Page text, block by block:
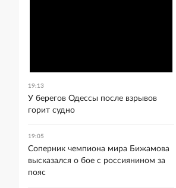
19:13
У берегов Одессы после взрывов
горит судно
19:05
Соперник чемпиона мира Бижамова
высказался о бое с россиянином за
пояс